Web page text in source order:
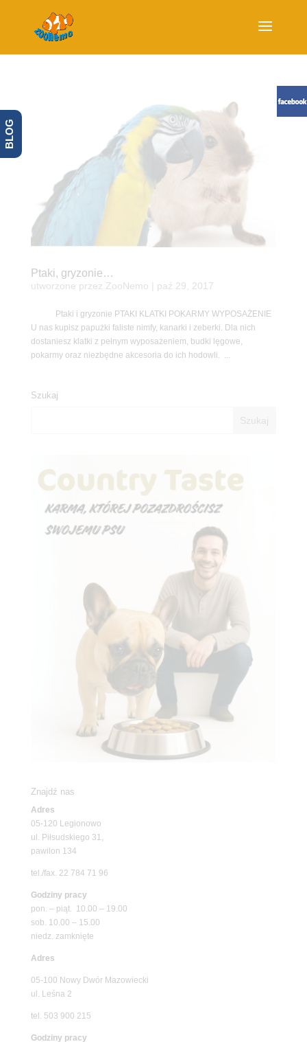
Ptaki, gryzonie…
utworzone przez ZooNemo paź 29, 2017
Ptaki i gryzonie PTAKI KLATKI POKARMY WYPOSAŻENIE
U nas kupisz papużki faliste nimfy, kanarki i zeberki. Dla nich
dostaniesz klatki z pełnym wyposażeniem, budki lęgowe,
pokarmy oraz niezbędne akcesoria do ich hodowli. ...
Szukaj
Znajdź nas
Adres
05-120 Legionowo
ul. Piłsudskiego 31,
pawilon 134
tel./fax. 22 784 71 96
Godziny pracy
pon. – piąt. 10.00 – 19.00
sob. 10.00 – 15.00
niedz. zamknięte
Adres
05-100 Nowy Dwór Mazowiecki
ul. Leśna 2
tel. 503 900 215
Godziny pracy
BLOG